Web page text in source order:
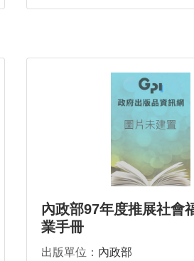
內政部97年度推展社會
業手冊
出版單位： 內政部